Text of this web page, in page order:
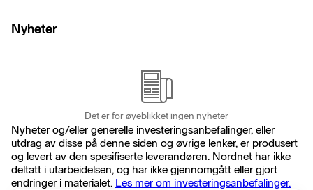
Nyheter
Det er for øyeblikket ingen nyheter
Nyheter og/eller generelle investeringsanbefalinger, eller
utdrag av disse på denne siden og øvrige lenker, er produsert
og levert av den spesifiserte leverandøren. Nordnet har ikke
deltatt i utarbeidelsen, og har ikke gjennomgått eller gjort
endringer i materialet. Les mer om investeringsanbefalinger.